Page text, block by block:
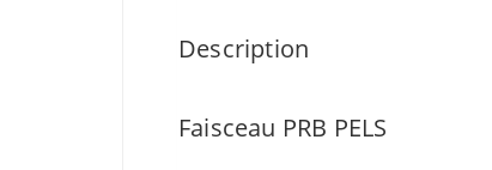
Description
Faisceau PRB PELS